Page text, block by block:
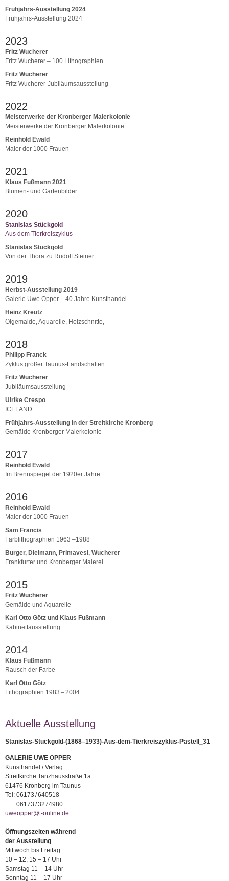
Frühjahrs-Ausstellung 2024
Frühjahrs-Ausstellung 2024
2023
Fritz Wucherer
Fritz Wucherer – 100 Lithographien
Fritz Wucherer
Fritz Wucherer-Jubiläumsausstellung
2022
Meisterwerke der Kronberger Malerkolonie
Meisterwerke der Kronberger Malerkolonie
Reinhold Ewald
Maler der 1000 Frauen
2021
Klaus Fußmann 2021
Blumen- und Gartenbilder
2020
Stanislas Stückgold
Aus dem Tierkreiszyklus
Stanislas Stückgold
Von der Thora zu Rudolf Steiner
2019
Herbst-Ausstellung 2019
Galerie Uwe Opper – 40 Jahre Kunsthandel
Heinz Kreutz
Ölgemälde, Aquarelle, Holzschnitte,
2018
Philipp Franck
Zyklus großer Taunus-Landschaften
Fritz Wucherer
Jubiläumsausstellung
Ulrike Crespo
ICELAND
Frühjahrs-Ausstellung in der Streitkirche Kronberg
Gemälde Kronberger Malerkolonie
2017
Reinhold Ewald
Im Brennspiegel der 1920er Jahre
2016
Reinhold Ewald
Maler der 1000 Frauen
Sam Francis
Farblithographien 1963 –1988
Burger, Dielmann, Primavesi, Wucherer
Frankfurter und Kronberger Malerei
2015
Fritz Wucherer
Gemälde und Aquarelle
Karl Otto Götz und Klaus Fußmann
Kabinettausstellung
2014
Klaus Fußmann
Rausch der Farbe
Karl Otto Götz
Lithographien 1983 – 2004
Aktuelle Ausstellung
Stanislas-Stückgold-(1868–1933)-Aus-dem-Tierkreiszyklus-Pastell_31
GALERIE UWE OPPER
Kunsthandel / Verlag
Streitkirche Tanzhausstraße 1a
61476 Kronberg im Taunus
Tel: 06173 / 640518
06173 / 3274980
uweopper@t-online.de
Öffnungszeiten während
der Ausstellung
Mittwoch bis Freitag
10 – 12, 15 – 17 Uhr
Samstag 11 – 14 Uhr
Sonntag 11 – 17 Uhr